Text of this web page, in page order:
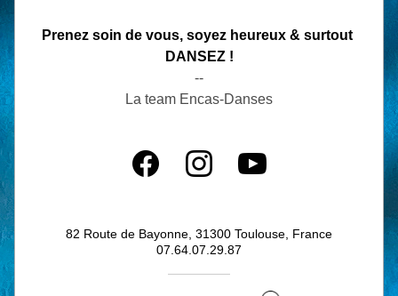
Prenez soin de vous, soyez heureux & surtout
DANSEZ !
--
La team Encas-Danses
82 Route de Bayonne, 31300 Toulouse, France
07.64.07.29.87